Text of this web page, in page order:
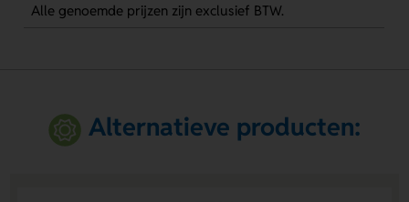
Alle genoemde prijzen zijn exclusief BTW.
Alternatieve producten: